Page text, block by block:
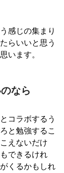
感じの集まり
らいいと思う
います。
なら
コラボするう
と勉強するこ
えないだけ
できるけれ
くるかもしれ